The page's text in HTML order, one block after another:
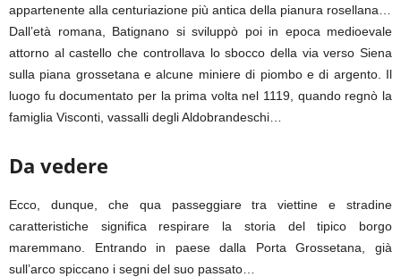
appartenente alla centuriazione più antica della pianura rosellana…
Dall’età romana, Batignano si sviluppò poi in epoca medioevale
attorno al castello che controllava lo sbocco della via verso Siena
sulla piana grossetana e alcune miniere di piombo e di argento. Il
luogo fu documentato per la prima volta nel 1119, quando regnò la
famiglia Visconti, vassalli degli Aldobrandeschi…
Da vedere
Ecco, dunque, che qua passeggiare tra viettine e stradine
caratteristiche significa respirare la storia del tipico borgo
maremmano. Entrando in paese dalla Porta Grossetana, già
sull’arco spiccano i segni del suo passato…